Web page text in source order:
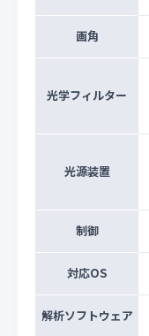
画角
光学フィルター
光源装置
制御
対応OS
解析ソフトウェア